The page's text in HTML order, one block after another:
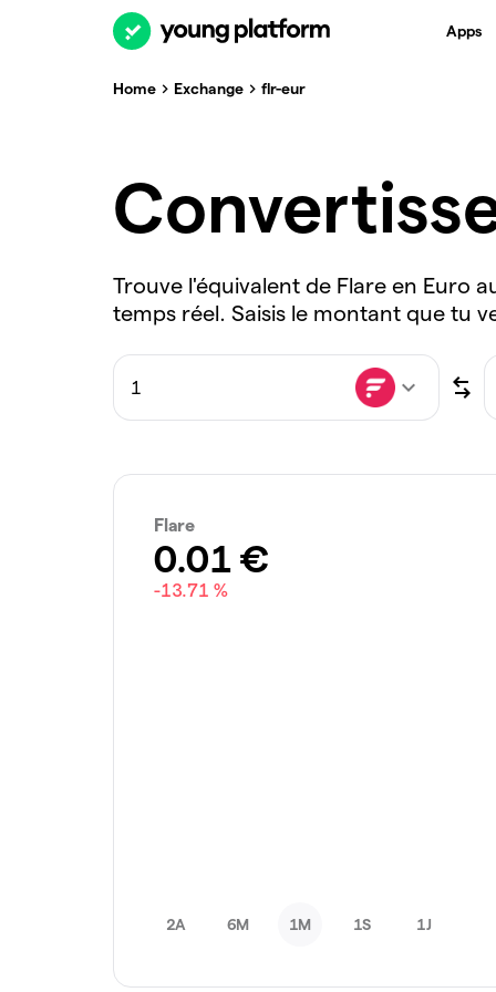
Apps
Home Exchange flr-eur
Trouve l'équivalent de Flare en Euro
temps réel. Saisis le montant que tu
Flare
0.01 €
-13.71 %
2A 6M 1M 1S 1J